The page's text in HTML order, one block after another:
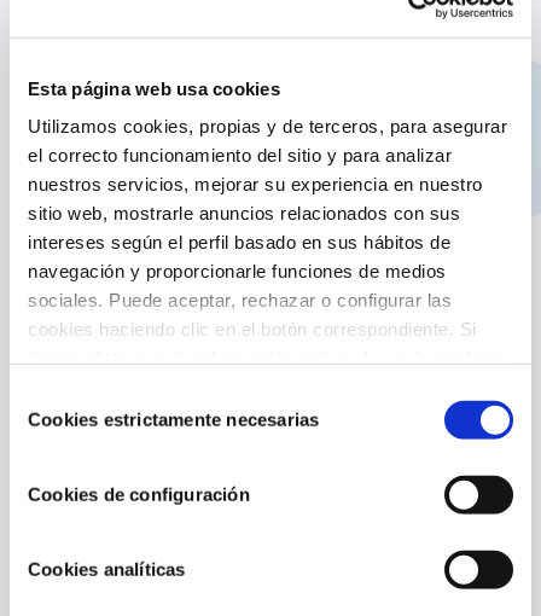
Esta página web usa cookies
Utilizamos cookies, propias y de terceros, para asegurar
el correcto funcionamiento del sitio y para analizar
nuestros servicios, mejorar su experiencia en nuestro
sitio web, mostrarle anuncios relacionados con sus
intereses según el perfil basado en sus hábitos de
navegación y proporcionarle funciones de medios
sociales. Puede aceptar, rechazar o configurar las
cookies haciendo clic en el botón correspondiente. Si
footer de este sitio web.
deCookies estrictamente necesarias
Cookies de configuración
Cookies analíticas
Características producto:
Escalera de acero tipo tijera con una altura de
Estructura de acero galvanizado y peldaños de
polipropileno
2x2 peldaños con sistema antideslizante
Pies con topes de goma que da estabilidad y
evitan estropear el liner
Apta para piscinas desmontables elevadas
Fácil y rápido montaje
Peso máximo: 110 kg